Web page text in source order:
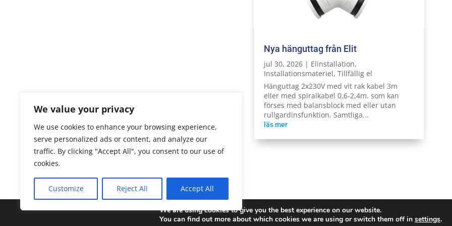
We value your privacy
We use cookies to enhance your browsing experience,
serve personalized ads or content, and analyze our
traffic. By clicking "Accept All", you consent to our use of
cookies.
Customize Reject All Accept All
Nya hänguttag från Elit
jul 30, 2026| Elinstallation,
Installationsmateriel, Tillfällig el
Hänguttag 2x230V med vit rak kabel 3m
eller med spiralkabel 0,6-2,4m. som kan
förses med balansblock med eller utan
rullgardinsfunktion. Samtliga...
läs mer
Copyright © 2025 Sonepar Sverige. All Rights Reserved.Integritetspolicy
We are using cookies to give you the best experience on our website.
You can find out more about which cookies we are using or switch them off in settings.